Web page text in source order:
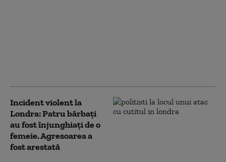
Incident violent la
Londra: Patru bărbaţi
au fost înjunghiaţi de o
femeie. Agresoarea a
fost arestată